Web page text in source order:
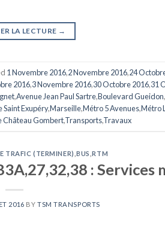
LA LECTURE →
1 Novembre 2016,2 Novembre 2016,24
2016,3 Novembre 2016,30 Octobre 2016,31
,Avenue Jean Paul Sartre,Boulevard Gueidon,
Saint Exupéry,Marseille,Métro 5 Avenues,Métro
Château Gombert,Transports,Travaux
TRAFIC (TERMINER) ,BUS ,RTM
: Services
2016 BY TSM TRANSPORTS